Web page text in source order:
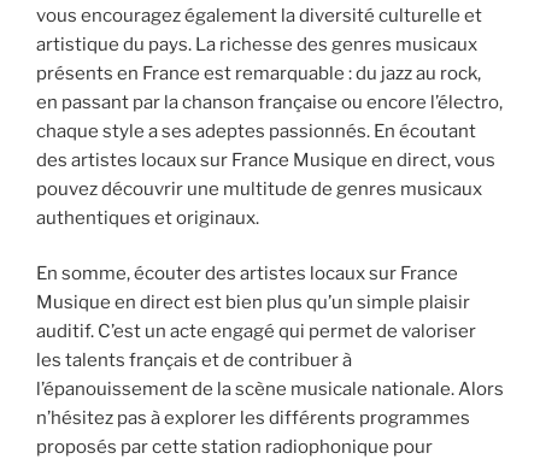
vous encouragez également la diversité culturelle et
artistique du pays. La richesse des genres musicaux
présents en France est remarquable : du jazz au rock,
en passant par la chanson française ou encore l’électro,
chaque style a ses adeptes passionnés. En écoutant
des artistes locaux sur France Musique en direct, vous
pouvez découvrir une multitude de genres musicaux
authentiques et originaux.
En somme, écouter des artistes locaux sur France
Musique en direct est bien plus qu’un simple plaisir
auditif. C’est un acte engagé qui permet de valoriser
les talents français et de contribuer à
l’épanouissement de la scène musicale nationale. Alors
n’hésitez pas à explorer les différents programmes
proposés par cette station radiophonique pour